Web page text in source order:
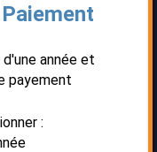
année et
payement
: